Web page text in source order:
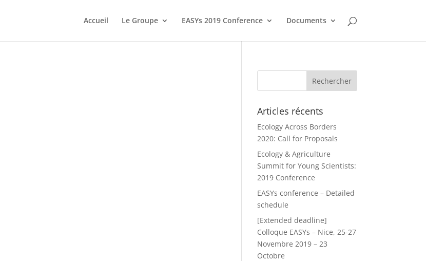
Accueil Le Groupe EASYs 2019 Conference Documents
Articles récents
Ecology Across Borders
2020: Call for Proposals
Ecology & Agriculture
Summit for Young Scientists:
2019 Conference
EASYs conference – Detailed
schedule
[Extended deadline]
Colloque EASYs – Nice, 25-27
Novembre 2019 – 23
Octobre